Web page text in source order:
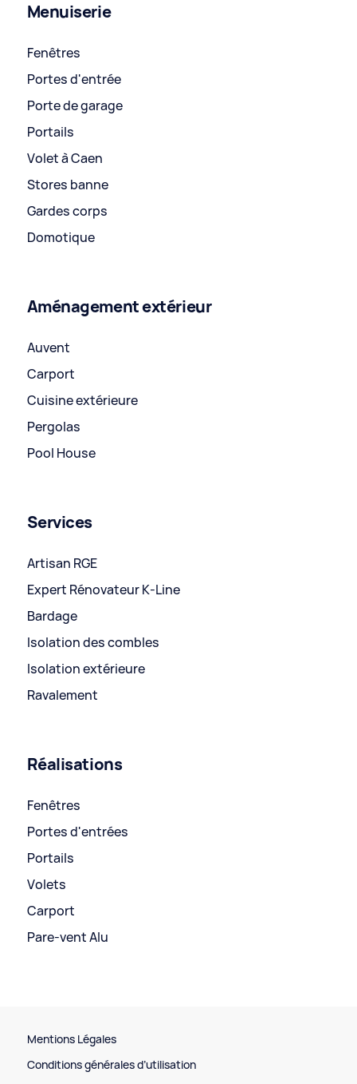
Menuiserie
Fenêtres
Portes d'entrée
Porte de garage
Portails
Volet à Caen
Stores banne
Gardes corps
Domotique
Aménagement extérieur
Auvent
Carport
Cuisine extérieure
Pergolas
Pool House
Services
Artisan RGE
Expert Rénovateur K-Line
Bardage
Isolation des combles
Isolation extérieure
Ravalement
Réalisations
Fenêtres
Portes d'entrées
Portails
Volets
Carport
Pare-vent Alu
Mentions Légales
Conditions générales d’utilisation